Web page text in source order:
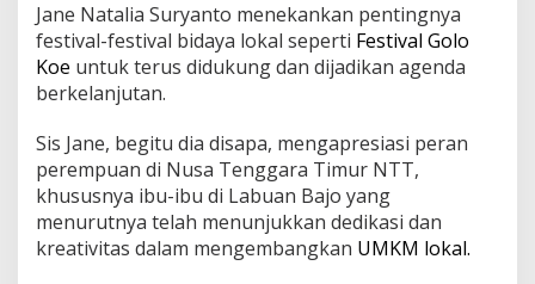
Jane Natalia Suryanto menekankan pentingnya
festival-festival bidaya lokal seperti Festival Golo
Koe untuk terus didukung dan dijadikan agenda
berkelanjutan.
Sis Jane, begitu dia disapa, mengapresiasi peran
perempuan di Nusa Tenggara Timur NTT,
khususnya ibu-ibu di Labuan Bajo yang
menurutnya telah menunjukkan dedikasi dan
kreativitas dalam mengembangkan UMKM lokal.